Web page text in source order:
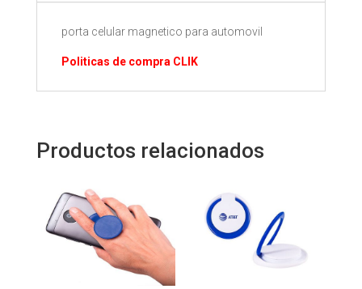
porta celular magnetico para automovil
Politicas de compra CLIK
Productos relacionados